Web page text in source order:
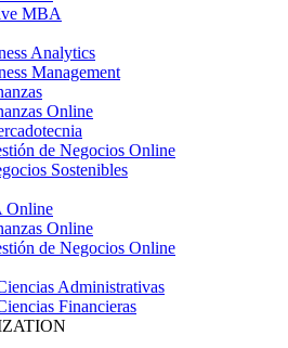
MBA
Analytics
Management
Online
de Negocios Online
Sostenibles
Online
Online
de Negocios Online
Administrativas
Financieras